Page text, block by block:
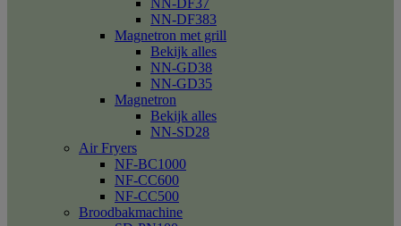
NN-DF37
NN-DF383
Magnetron met grill
Bekijk alles
NN-GD38
NN-GD35
Magnetron
Bekijk alles
NN-SD28
Air Fryers
NF-BC1000
NF-CC600
NF-CC500
Broodbakmachine